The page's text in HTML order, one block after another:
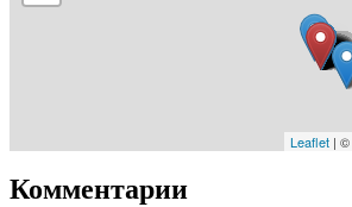
Leaflet | ©
Комментарии